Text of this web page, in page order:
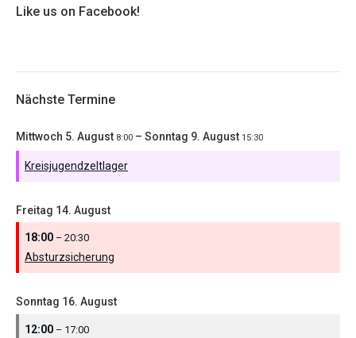
Like us on Facebook!
Nächste Termine
Mittwoch 5. August 8:00 – Sonntag 9. August 15:30
Kreisjugendzeltlager
Freitag 14. August
18:00 – 20:30
Absturzsicherung
Sonntag 16. August
12:00 – 17:00